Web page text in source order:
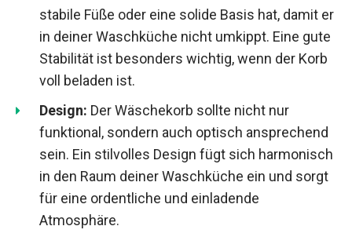
stabile Füße oder eine solide Basis hat, damit er
in deiner Waschküche nicht umkippt. Eine gute
Stabilität ist besonders wichtig, wenn der Korb
voll beladen ist.
Design: Der Wäschekorb sollte nicht nur
funktional, sondern auch optisch ansprechend
sein. Ein stilvolles Design fügt sich harmonisch
in den Raum deiner Waschküche ein und sorgt
für eine ordentliche und einladende
Atmosphäre.